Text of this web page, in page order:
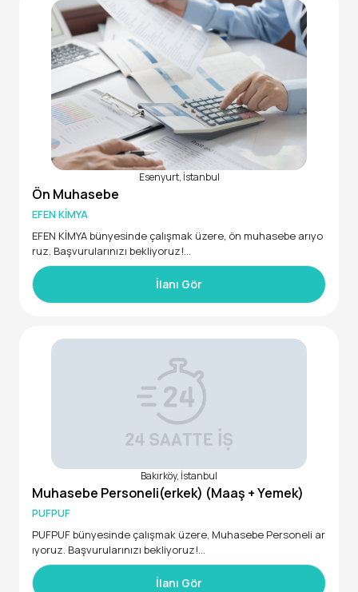
Esenyurt, İstanbul
Ön Muhasebe
EFEN KİMYA
EFEN KİMYA bünyesinde çalışmak üzere, ön muhasebe arıyo
ruz. Başvurularınızı bekliyoruz!
• En az Üniversite mezunu
• En az 7 yıldan fazla deneyimli
İlanı Gör
Bakırköy, İstanbul
Muhasebe Personeli(erkek) (Maaş + Yemek)
PUFPUF
PUFPUF bünyesinde çalışmak üzere, Muhasebe Personeli ar
ıyoruz. Başvurularınızı bekliyoruz!
İlanı Gör